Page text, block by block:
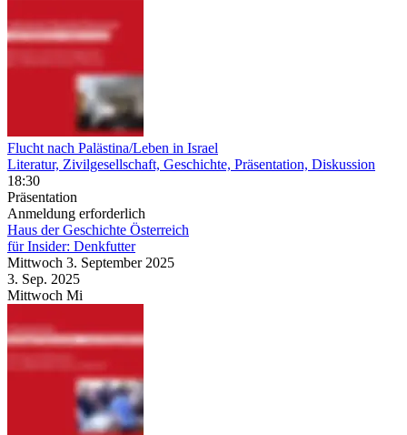
Flucht nach Palästina/Leben in Israel
Literatur, Zivilgesellschaft, Geschichte, Präsentation, Diskussion
18:30
Präsentation
Anmeldung erforderlich
Haus der Geschichte Österreich
für Insider: Denkfutter
Mittwoch 3. September 2025
3. Sep. 2025
Mittwoch Mi